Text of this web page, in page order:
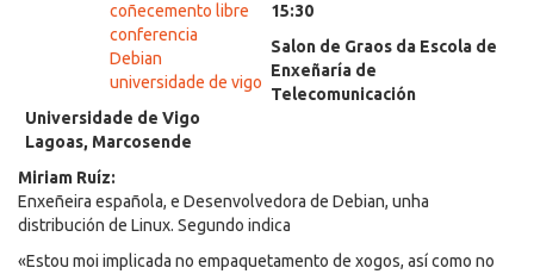
GNU/Linux
na
Universidade
Vigo
coñecemento libre
conferencia
Debian
universidade de vigo
15:30
Salon de Graos da Escola de
Enxeñaría de
Telecomunicación
Universidade de Vigo
Lagoas, Marcosende
Miriam Ruíz:
Enxeñeira española, e Desenvolvedora de Debian, unha
distribución de Linux. Segundo indica
«Estou moi implicada no empaquetamento de xogos, así como no